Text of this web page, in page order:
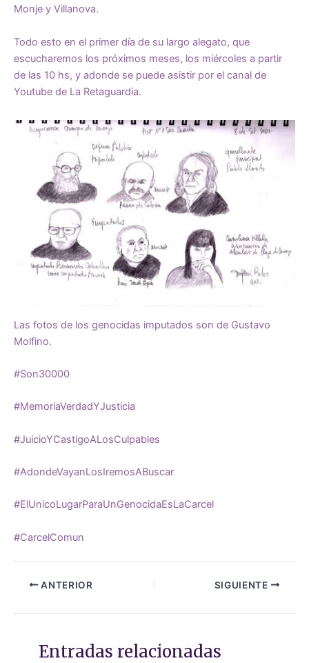
Monje y Villanova.
Todo esto en el primer día de su largo alegato, que
escucharemos los próximos meses, los miércoles a partir
de las 10 hs, y adonde se puede asistir por el canal de
Youtube de La Retaguardia.
Las fotos de los genocidas imputados son de Gustavo
Molfino.
#Son30000
#MemoriaVerdadYJusticia
#JuicioYCastigoALosCulpables
#AdondeVayanLosIremosABuscar
#ElUnicoLugarParaUnGenocidaEsLaCarcel
#CarcelComun
ANTERIOR SIGUIENTE
Entradas relacionadas